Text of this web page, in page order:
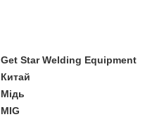
Get Star Welding Equipment
Китай
Мідь
MIG